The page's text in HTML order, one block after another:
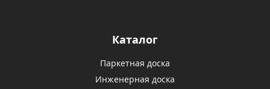
Каталог
Паркетная доска
Инженерная доска